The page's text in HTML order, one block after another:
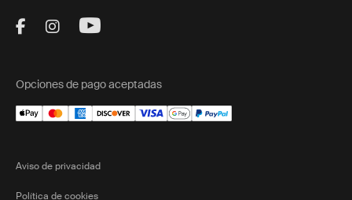
Visit Thule on Facebook (external link)
Visit Thule on Instagram (external link)
Visit Thule on Youtube (external
Opciones de pago aceptadas
Aviso de privacidad
Política de cookies